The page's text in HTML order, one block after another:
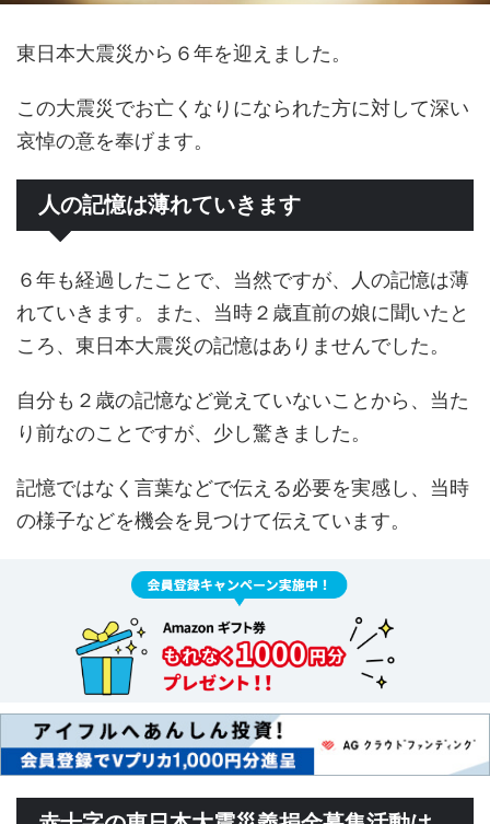
東日本大震災から６年を迎えました。
この大震災でお亡くなりになられた方に対して深い
哀悼の意を奉げます。
人の記憶は薄れていきます
６年も経過したことで、当然ですが、人の記憶は薄
れていきます。また、当時２歳直前の娘に聞いたと
ころ、東日本大震災の記憶はありませんでした。
自分も２歳の記憶など覚えていないことから、当た
り前なのことですが、少し驚きました。
記憶ではなく言葉などで伝える必要を実感し、当時
の様子などを機会を見つけて伝えています。